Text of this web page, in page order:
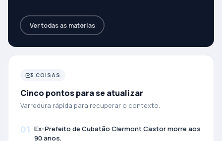
Ver todas as matérias
5 COISAS
Cinco pontos para se atualizar
Varredura rápida para recuperar o contexto.
01 Ex-Prefeito de Cubatão Clermont Castor morre aos
90 anos.